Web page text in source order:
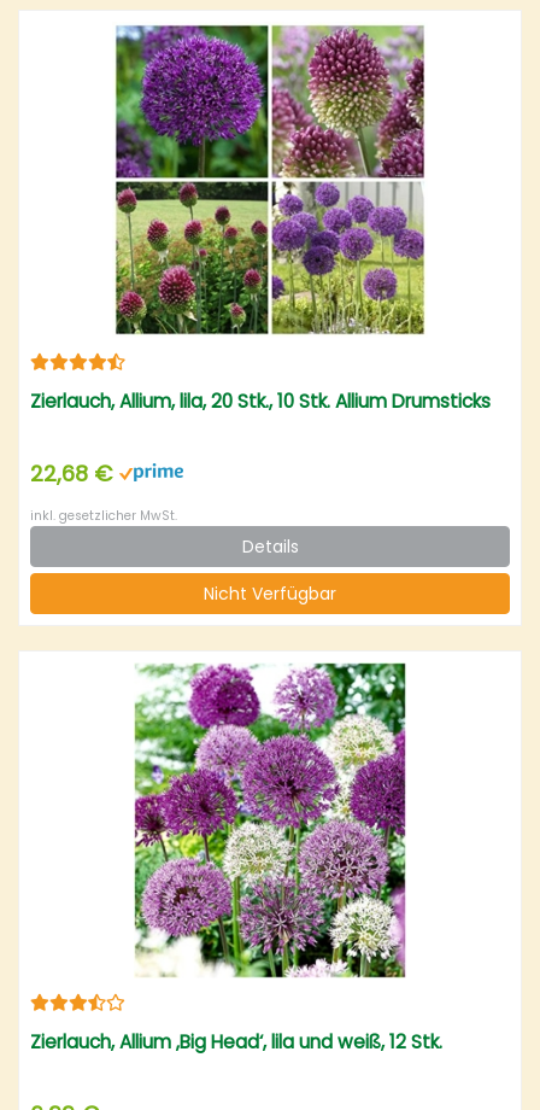
Zierlauch, Allium, lila, 20 Stk., 10 Stk. Allium Drumsticks
22,68 €
inkl. gesetzlicher MwSt.
Details
Nicht Verfügbar
Zierlauch, Allium ‚Big Head‘, lila und weiß, 12 Stk.